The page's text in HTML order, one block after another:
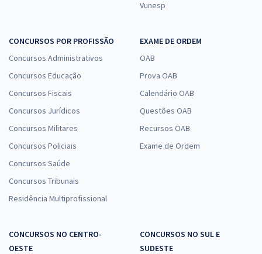
Vunesp
CONCURSOS POR PROFISSÃO
Concursos Administrativos
Concursos Educação
Concursos Fiscais
Concursos Jurídicos
Concursos Militares
Concursos Policiais
Concursos Saúde
Concursos Tribunais
Residência Multiprofissional
EXAME DE ORDEM
OAB
Prova OAB
Calendário OAB
Questões OAB
Recursos OAB
Exame de Ordem
CONCURSOS NO CENTRO-
OESTE
CONCURSOS NO SUL E
SUDESTE